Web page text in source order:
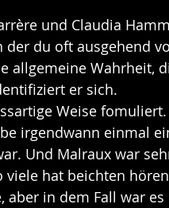
und Claudia
der du oft ausgehend
allgemeine Wahrheit,
er sich.
Weise
irgendwann einmal
Und Malraux war
hat beichten
in dem Fall war es